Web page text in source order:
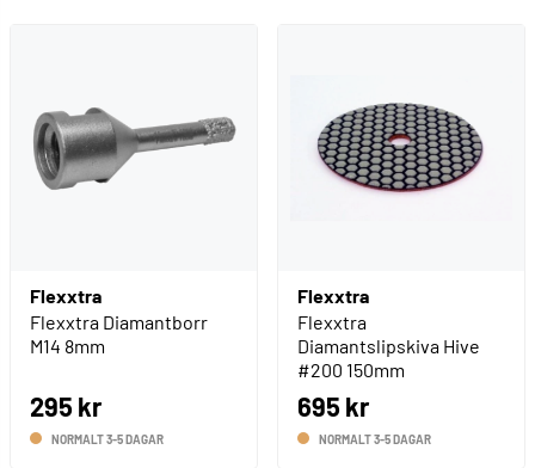
Flexxtra
Flexxtra Diamantborr
M14 8mm
295 kr
NORMALT 3-5 DAGAR
Flexxtra
Flexxtra
Diamantslipskiva Hive
#200 150mm
695 kr
NORMALT 3-5 DAGAR